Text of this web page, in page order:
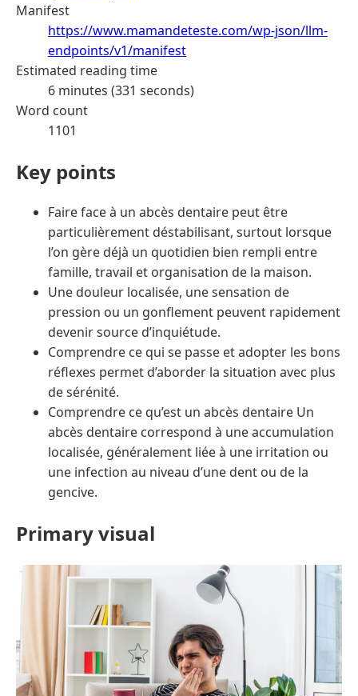
Manifest
https://www.mamandeteste.com/wp-json/llm-
endpoints/v1/manifest
Estimated reading time
6 minutes (331 seconds)
Word count
1101
Key points
Faire face à un abcès dentaire peut être
particulièrement déstabilisant, surtout lorsque
l’on gère déjà un quotidien bien rempli entre
famille, travail et organisation de la maison.
Une douleur localisée, une sensation de
pression ou un gonflement peuvent rapidement
devenir source d’inquiétude.
Comprendre ce qui se passe et adopter les bons
réflexes permet d’aborder la situation avec plus
de sérénité.
Comprendre ce qu’est un abcès dentaire Un
abcès dentaire correspond à une accumulation
localisée, généralement liée à une irritation ou
une infection au niveau d’une dent ou de la
gencive.
Primary visual